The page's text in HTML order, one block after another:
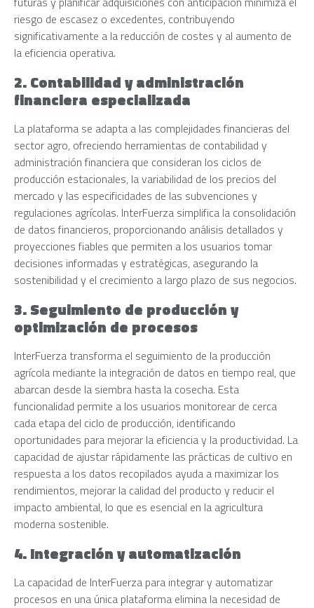
riesgo de escasez o excedentes, contribuyendo
significativamente a la reducción de costes y al aumento de
la eficiencia operativa.
2. Contabilidad y administración
financiera especializada
La plataforma se adapta a las complejidades financieras del
sector agro, ofreciendo herramientas de contabilidad y
administración financiera que consideran los ciclos de
producción estacionales, la variabilidad de los precios del
mercado y las especificidades de las subvenciones y
regulaciones agrícolas. InterFuerza simplifica la consolidación
de datos financieros, proporcionando análisis detallados y
proyecciones fiables que permiten a los usuarios tomar
decisiones informadas y estratégicas, asegurando la
sostenibilidad y el crecimiento a largo plazo de sus negocios.
3. Seguimiento de producción y
optimización de procesos
InterFuerza transforma el seguimiento de la producción
agrícola mediante la integración de datos en tiempo real, que
abarcan desde la siembra hasta la cosecha. Esta
funcionalidad permite a los usuarios monitorear de cerca
cada etapa del ciclo de producción, identificando
oportunidades para mejorar la eficiencia y la productividad. La
capacidad de ajustar rápidamente las prácticas de cultivo en
respuesta a los datos recopilados ayuda a maximizar los
rendimientos, mejorar la calidad del producto y reducir el
impacto ambiental, lo que es esencial en la agricultura
moderna sostenible.
4. Integración y automatización
La capacidad de InterFuerza para integrar y automatizar
procesos en una única plataforma elimina la necesidad de